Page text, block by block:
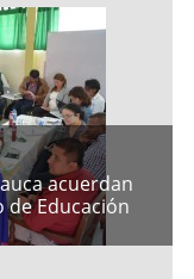
acuerdan
Educación